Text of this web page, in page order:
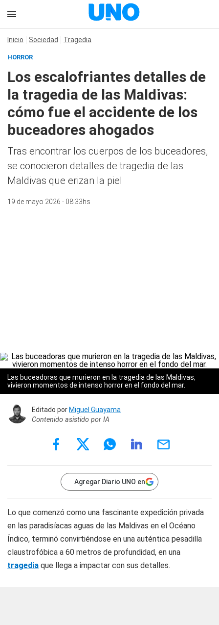
Inicio Sociedad Tragedia
HORROR
Los escalofriantes detalles de
la tragedia de las Maldivas:
cómo fue el accidente de los
buceadores ahogados
Tras encontrar los cuerpos de los buceadores,
se conocieron detalles de tragedia de las
Maldivas que erizan la piel
19 de mayo 2026 - 08:33hs
Las buceadoras que murieron en la tragedia de las Maldivas,
vivieron momentos de intenso horror en el fondo del mar.
Editado porMiguel Guayama
Contenido asistido por IA
Agregar Diario UNO en
Lo que comenzó como una fascinante expedición privada
en las paradisíacas aguas de las Maldivas en el Océano
Índico, terminó convirtiéndose en una auténtica pesadilla
claustrofóbica a 60 metros de profundidad, en una
tragedia que llega a impactar con sus detalles.